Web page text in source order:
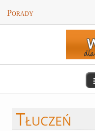
Porady
Tłuczeń